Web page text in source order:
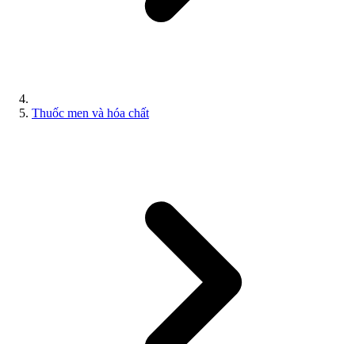
Thuốc men và hóa chất